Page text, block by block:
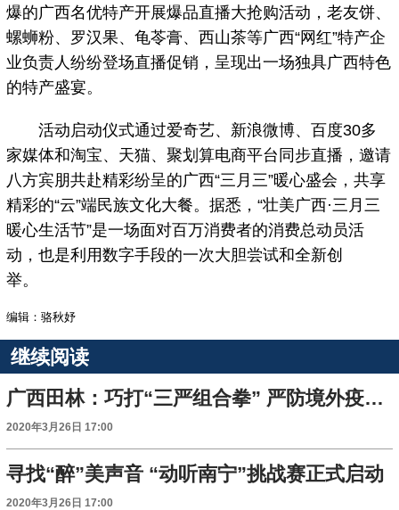
爆的广西名优特产开展爆品直播大抢购活动，老友饼、
螺蛳粉、罗汉果、龟苓膏、西山茶等广西“网红”特产企
业负责人纷纷登场直播促销，呈现出一场独具广西特色
的特产盛宴。
活动启动仪式通过爱奇艺、新浪微博、百度30多
家媒体和淘宝、天猫、聚划算电商平台同步直播，邀请
八方宾朋共赴精彩纷呈的广西“三月三”暖心盛会，共享
精彩的“云”端民族文化大餐。据悉，“壮美广西·三月三
暖心生活节”是一场面对百万消费者的消费总动员活
动，也是利用数字手段的一次大胆尝试和全新创
举。
编辑：骆秋妤
继续阅读
广西田林：巧打“三严组合拳” 严防境外疫情输入
2020年3月26日 17:00
寻找“醉”美声音 “动听南宁”挑战赛正式启动
2020年3月26日 17:00